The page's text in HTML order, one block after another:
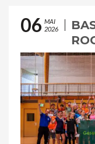
06 MAI
2026